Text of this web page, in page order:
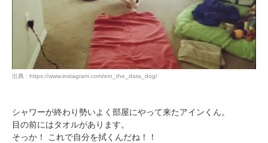
出典 : https://www.instagram.com/ein_the_data_dog/
シャワーが終わり勢いよく部屋にやって来たアインくん。
目の前にはタオルがあります。
そっか！ これで自分を拭くんだね！！